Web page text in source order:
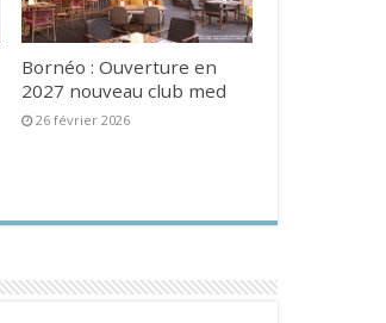
Bornéo : Ouverture en
2027 nouveau club med
26 février 2026